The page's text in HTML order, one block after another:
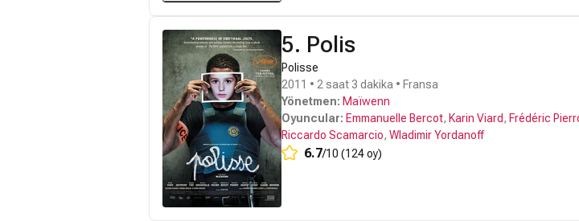
5. Polis
Polisse
2011 • 2 saat 3 dakika • Fransa
Yönetmen: Maïwenn
Oyuncular: Emmanuelle Bercot, Karin Viard, Frédéric
Riccardo Scamarcio, Wladimir Yordanoff
6.7/10 (124 oy)